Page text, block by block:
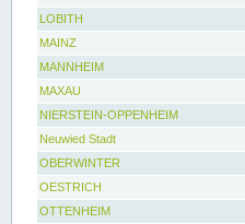
LOBITH
MAINZ
MANNHEIM
MAXAU
NIERSTEIN-OPPENHEIM
Neuwied Stadt
OBERWINTER
OESTRICH
OTTENHEIM